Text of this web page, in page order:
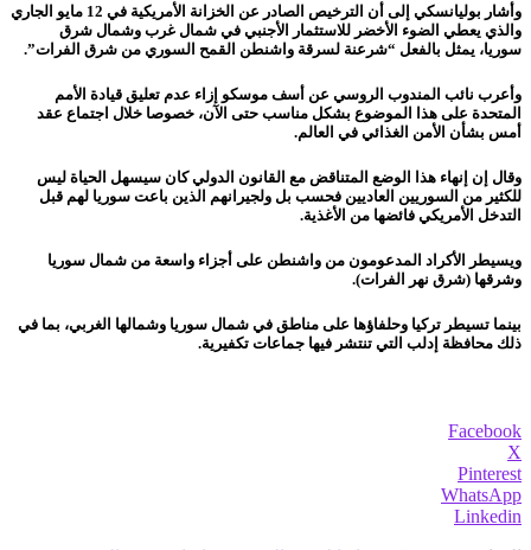
وأشار بوليانسكي إلى أن الترخيص الصادر عن الخزانة الأمريكية في 12 مايو الجاري
والذي يعطي الضوء الأخضر للاستثمار الأجنبي في شمال غرب وشمال شرق
سوريا، يمثل بالفعل “شرعنة لسرقة واشنطن القمح السوري من شرق الفرات”.
وأعرب نائب المندوب الروسي عن أسف موسكو إزاء عدم تعليق قيادة الأمم
المتحدة على هذا الموضوع بشكل مناسب حتى الآن، خصوصا خلال اجتماع عقد
أمس بشأن الأمن الغذائي في العالم.
وقال إن إنهاء هذا الوضع المتناقض مع القانون الدولي كان سيسهل الحياة ليس
للكثير من السوريين العاديين فحسب بل ولجيرانهم الذين باعت سوريا لهم قبل
التدخل الأمريكي فائضها من الأغذية.
ويسيطر الأكراد المدعومون من واشنطن على أجزاء واسعة من شمال سوريا
وشرقها (شرق نهر الفرات).
بينما تسيطر تركيا وحلفاؤها على مناطق في شمال سوريا وشمالها الغربي، بما في
ذلك محافظة إدلب التي تنتشر فيها جماعات تكفيرية.
Facebook
X
Pinterest
WhatsApp
Linkedin